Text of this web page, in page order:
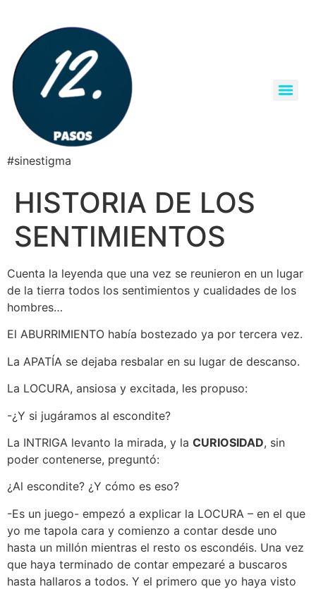
#sinestigma
HISTORIA DE LOS
SENTIMIENTOS
Cuenta la leyenda que una vez se reunieron en un lugar
de la tierra todos los sentimientos y cualidades de los
hombres…
El ABURRIMIENTO había bostezado ya por tercera vez.
La APATÍA se dejaba resbalar en su lugar de descanso.
La LOCURA, ansiosa y excitada, les propuso:
-¿Y si jugáramos al escondite?
La INTRIGA levanto la mirada, y la CURIOSIDAD, sin
poder contenerse, preguntó:
¿Al escondite? ¿Y cómo es eso?
-Es un juego- empezó a explicar la LOCURA – en el que
yo me tapola cara y comienzo a contar desde uno
hasta un millón mientras el resto os escondéis. Una vez
que haya terminado de contar empezaré a buscaros
hasta hallaros a todos. Y el primero que yo haya visto